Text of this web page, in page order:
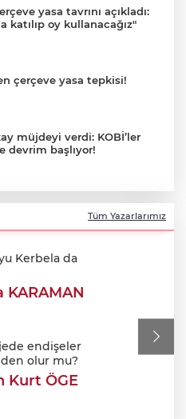
yasa tavrını açıkladı:
katılıp oy kullanacağız"
çerçeve yasa tepkisi!
müjdeyi verdi: KOBİ’ler
devrim başlıyor!
rahatsızlanan genç hayatını
Türkiye süreciyle
Tüm Yazarlarımız
Kerbela da
KARAMAN
endişeler
olur mu?
Kurt ÖGE